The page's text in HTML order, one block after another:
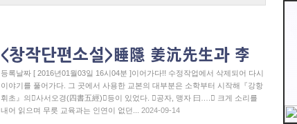
등록날짜 [ 2016년01월03일 16시04분 ]이어가다!! 수정작업에서 삭제되어 다시
이야기를 풀어가다. 그 곳에서 사용한 교본의 대부분은 소학부터 시작해『강항
휘초』의󰡐사서오경(四書五經)󰡑등이 있었다. 󰡒공자, 맹자 曰….󰡓 크게 소리를
내어 읽으며 무릇 교육과는 인연이 없던...
2024-09-14